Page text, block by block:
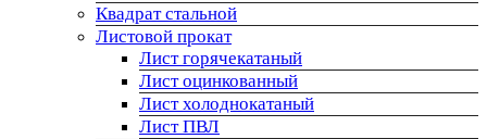
Квадрат стальной
Листовой прокат
Лист горячекатаный
Лист оцинкованный
Лист холоднокатаный
Лист ПВЛ